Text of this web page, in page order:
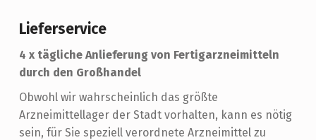
Lieferservice
4 x tägliche Anlieferung von Fertigarzneimitteln
durch den Großhandel
Obwohl wir wahrscheinlich das größte
Arzneimittellager der Stadt vorhalten, kann es nötig
sein, für Sie speziell verordnete Arzneimittel zu